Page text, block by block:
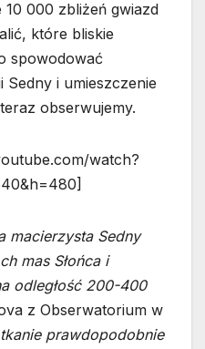
10 000 zbliżeń gwiazd
które bliskie
spowodować
Sedny i umieszczenie
obserwujemy.
watch?
macierzysta Sedny
mas Słońca i
odległość 200-400
z Obserwatorium w
prawdopodobnie